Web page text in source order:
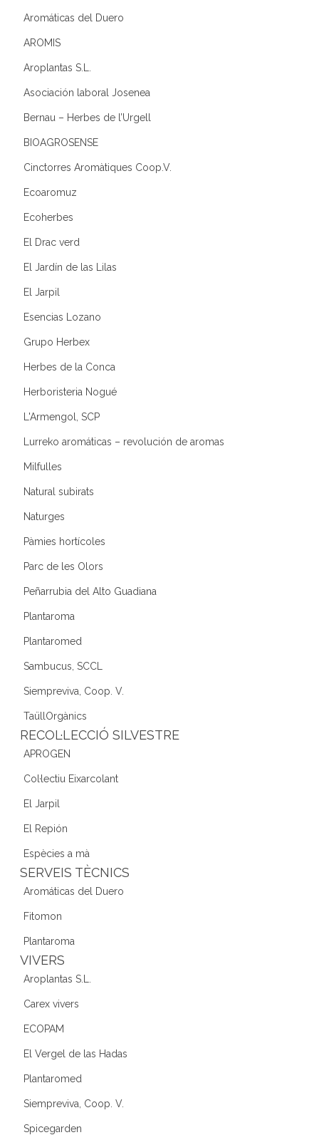
Aromáticas del Duero
AROMIS
Aroplantas S.L.
Asociación laboral Josenea
Bernau – Herbes de l’Urgell
BIOAGROSENSE
Cinctorres Aromàtiques Coop.V.
Ecoaromuz
Ecoherbes
El Drac verd
El Jardín de las Lilas
El Jarpil
Esencias Lozano
Grupo Herbex
Herbes de la Conca
Herboristeria Nogué
L'Armengol, SCP
Lurreko aromáticas – revolución de aromas
Milfulles
Natural subirats
Naturges
Pàmies hortícoles
Parc de les Olors
Peñarrubia del Alto Guadiana
Plantaroma
Plantaromed
Sambucus, SCCL
Siempreviva, Coop. V.
TaüllOrgànics
RECOL·LECCIÓ SILVESTRE
APROGEN
Col·lectiu Eixarcolant
El Jarpil
El Repión
Espècies a mà
SERVEIS TÈCNICS
Aromáticas del Duero
Fitomon
Plantaroma
VIVERS
Aroplantas S.L.
Carex vivers
ECOPAM
El Vergel de las Hadas
Plantaromed
Siempreviva, Coop. V.
Spicegarden